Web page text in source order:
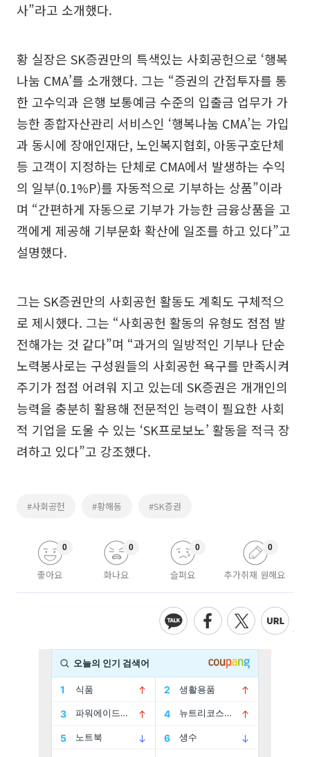
사”라고 소개했다.
황 실장은 SK증권만의 특색있는 사회공헌으로 ‘행복
나눔 CMA’를 소개했다. 그는 “증권의 간접투자를 통
한 고수익과 은행 보통예금 수준의 입출금 업무가 가
능한 종합자산관리 서비스인 ‘행복나눔 CMA’는 가입
과 동시에 장애인재단, 노인복지협회, 아동구호단체
등 고객이 지정하는 단체로 CMA에서 발생하는 수익
의 일부(0.1%P)를 자동적으로 기부하는 상품”이라
며 “간편하게 자동으로 기부가 가능한 금융상품을 고
객에게 제공해 기부문화 확산에 일조를 하고 있다”고
설명했다.
그는 SK증권만의 사회공헌 활동도 계획도 구체적으
로 제시했다. 그는 “사회공헌 활동의 유형도 점점 발
전해가는 것 같다”며 “과거의 일방적인 기부나 단순
노력봉사로는 구성원들의 사회공헌 욕구를 만족시켜
주기가 점점 어려워 지고 있는데 SK증권은 개개인의
능력을 충분히 활용해 전문적인 능력이 필요한 사회
적 기업을 도울 수 있는 ‘SK프로보노’ 활동을 적극 장
려하고 있다”고 강조했다.
#사회공헌 #황해동 #SK증권
좋아요
0
화나요
0
슬퍼요
0
추가취재 원해요
0